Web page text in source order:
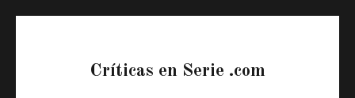
Críticas en Serie .com